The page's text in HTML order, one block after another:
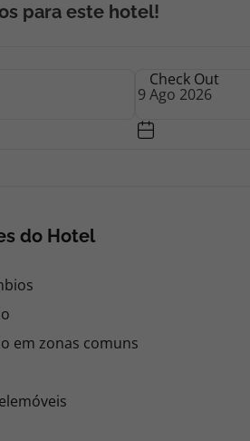
para este hotel!
Check Out
do Hotel
em zonas comuns